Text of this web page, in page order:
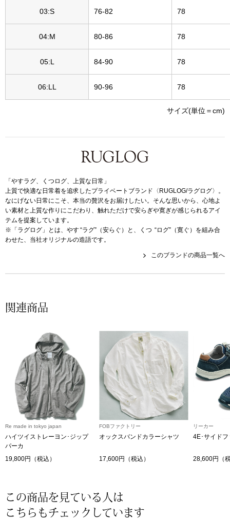
セイコー〉マウリッツハイス美術館公認フェ
ランド
ア
ス
サングラス／
傘／日傘
その他
和装
その他
ザ･ノース･フ
カンタベリー
金谷製靴
ヘンリーコッ
おすすめ特集
【特集】
03:S 76-82 78
04:M 80-86 78
05:L 84-90 78
06:LL 90-96 78
サイズ(単位＝cm)
「やすラグ、くつログ、上質な日常」
上質で快適な日常着を追求したプライベートブランド〈RUGLOG/ラグログ〉。
なにげない日常にこそ、本当の贅沢をお届けしたい。そんな思いから、心地よ
い素材と上質な作りにこだわり、触れただけで安らぎや寛ぎが感じられるアイ
テムを提案しています。
※「ラグログ」とは、やす “ラグ”（安らぐ）と、くつ “ログ”（寛ぐ）を組み合
わせた、当社オリジナルの造語です。
このブランドの商品一覧へ
関連商品
Re made in tokyo japan
ハイツイストレーヨン･ジップ
パーカ
19,800円（税込）
FOBファクトリー
オックスバンドカラーシャツ
17,600円（税込）
リーカー
4E･サイド
28,600円（
この商品を見ている人は
こちらもチェックしています